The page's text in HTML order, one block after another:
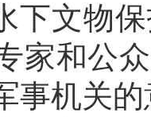
下文物
家和公
事机关